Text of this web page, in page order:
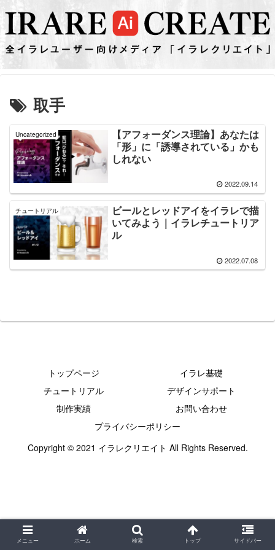
取手
Uncategorized
【アフォーダンス理論】あなたは
「形」に「誘導されている」かも
しれない
2022.09.14
チュートリアル
ビールとレッドアイをイラレで描
いてみよう｜イラレチュートリア
ル
2022.07.08
トップページ
イラレ基礎
チュートリアル
デザインサポート
制作実績
お問い合わせ
プライバシーポリシー
Copyright © 2021 イラレクリエイト All Rights Reserved.
メニュー ホーム 検索 トップ サイドバー